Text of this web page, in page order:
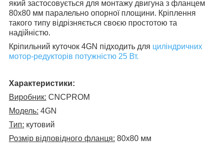
який застосовується для монтажу двигуна з фланцем
80х80 мм паралельно опорної площини. Кріплення
такого типу відрізняється своєю простотою та
надійністю.
Кріпильний куточок 4GN підходить для циліндричних
мотор-редукторів потужністю 25 Вт.
Характеристики:
Виробник: CNCPROM
Модель: 4GN
Тип: кутовий
Розмір відповідного фланця: 80х80 мм